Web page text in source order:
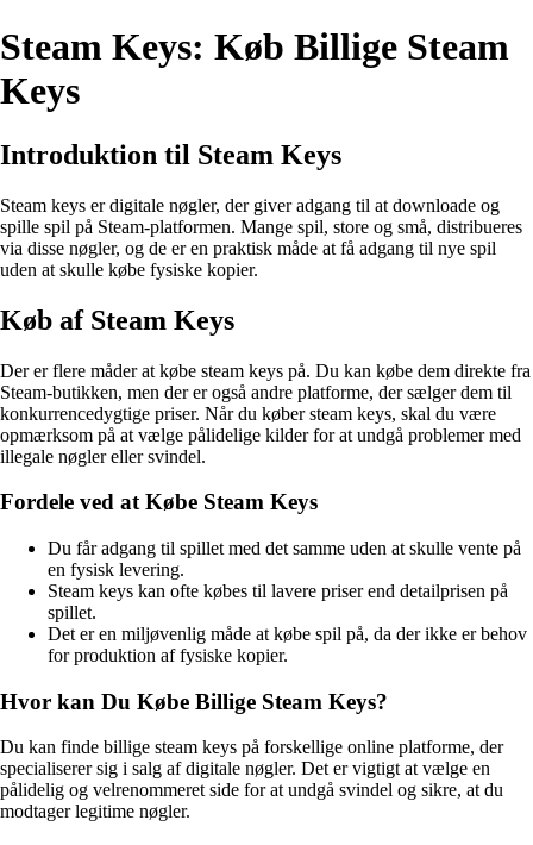
Steam Keys: Køb Billige Steam
Keys
Introduktion til Steam Keys
Steam keys er digitale nøgler, der giver adgang til at downloade og
spille spil på Steam-platformen. Mange spil, store og små, distribueres
via disse nøgler, og de er en praktisk måde at få adgang til nye spil
uden at skulle købe fysiske kopier.
Køb af Steam Keys
Der er flere måder at købe steam keys på. Du kan købe dem direkte fra
Steam-butikken, men der er også andre platforme, der sælger dem til
konkurrencedygtige priser. Når du køber steam keys, skal du være
opmærksom på at vælge pålidelige kilder for at undgå problemer med
illegale nøgler eller svindel.
Fordele ved at Købe Steam Keys
Du får adgang til spillet med det samme uden at skulle vente på
en fysisk levering.
Steam keys kan ofte købes til lavere priser end detailprisen på
spillet.
Det er en miljøvenlig måde at købe spil på, da der ikke er behov
for produktion af fysiske kopier.
Hvor kan Du Købe Billige Steam Keys?
Du kan finde billige steam keys på forskellige online platforme, der
specialiserer sig i salg af digitale nøgler. Det er vigtigt at vælge en
pålidelig og velrenommeret side for at undgå svindel og sikre, at du
modtager legitime nøgler.